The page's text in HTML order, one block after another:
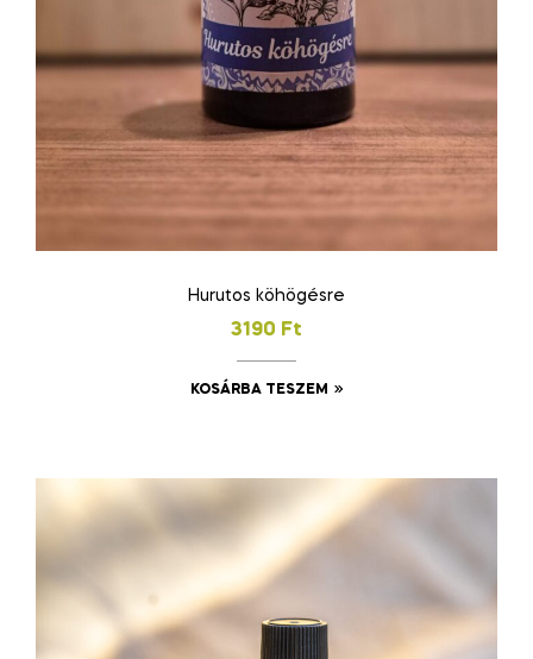
Hurutos köhögésre
3190 Ft
KOSÁRBA TESZEM